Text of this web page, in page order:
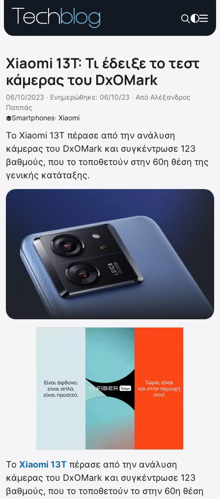
Xiaomi 13T: Τι έδειξε το τεστ
κάμερας του DxOMark
Smartphones· Xiaomi
06/10/2023 · Ενημερώθηκε: 06/10/23 · Από Αλέξανδρος
Παππάς
To Xiaomi 13T πέρασε από την ανάλυση
κάμερας του DxOMark και συγκέντρωσε 123
βαθμούς, που το τοποθετούν στην 60η θέση της
γενικής κατάταξης.
To Xiaomi 13T πέρασε από την ανάλυση
κάμερας του DxOMark και συγκέντρωσε 123
βαθμούς, που το τοποθετούν το στην 60η θέση